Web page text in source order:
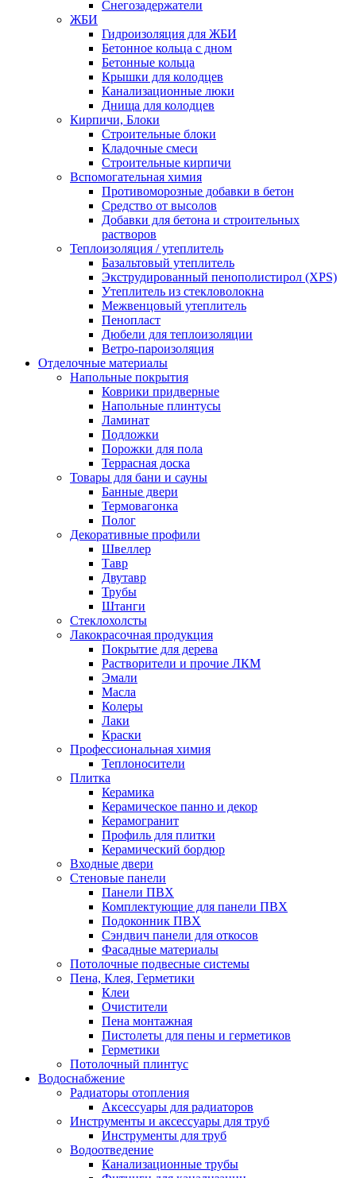
Снегозадержатели
ЖБИ
Гидроизоляция для ЖБИ
Бетонное кольца с дном
Бетонные кольца
Крышки для колодцев
Канализационные люки
Днища для колодцев
Кирпичи, Блоки
Строительные блоки
Кладочные смеси
Строительные кирпичи
Вспомогательная химия
Противоморозные добавки в бетон
Средство от высолов
Добавки для бетона и строительных
растворов
Теплоизоляция / утеплитель
Базальтовый утеплитель
Экструдированный пенополистирол (XPS)
Утеплитель из стекловолокна
Межвенцовый утеплитель
Пенопласт
Дюбели для теплоизоляции
Ветро-пароизоляция
Отделочные материалы
Напольные покрытия
Коврики придверные
Напольные плинтусы
Ламинат
Подложки
Порожки для пола
Террасная доска
Товары для бани и сауны
Банные двери
Термовагонка
Полог
Декоративные профили
Швеллер
Тавр
Двутавр
Трубы
Штанги
Стеклохолсты
Лакокрасочная продукция
Покрытие для дерева
Растворители и прочие ЛКМ
Эмали
Масла
Колеры
Лаки
Краски
Профессиональная химия
Теплоносители
Плитка
Керамика
Керамическое панно и декор
Керамогранит
Профиль для плитки
Керамический бордюр
Входные двери
Стеновые панели
Панели ПВХ
Комплектующие для панели ПВХ
Подоконник ПВХ
Сэндвич панели для откосов
Фасадные материалы
Потолочные подвесные системы
Пена, Клея, Герметики
Клеи
Очистители
Пена монтажная
Пистолеты для пены и герметиков
Герметики
Потолочный плинтус
Водоснабжение
Радиаторы отопления
Аксессуары для радиаторов
Инструменты и аксессуары для труб
Инструменты для труб
Водоотведение
Канализационные трубы